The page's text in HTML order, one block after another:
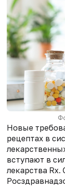
Новые
рецептах в
вступают в
лекарства